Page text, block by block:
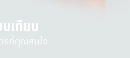
บเทียบ
รที่คุณสนใจ